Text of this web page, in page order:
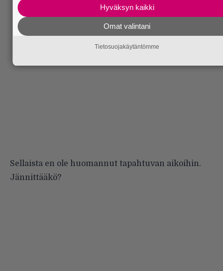
Sellaista en ole huomannut tapahtuvan aikoihin.
Jännittääkö?
Hyväksyn kaikki
Omat valintani
Tietosuojakäytäntömme